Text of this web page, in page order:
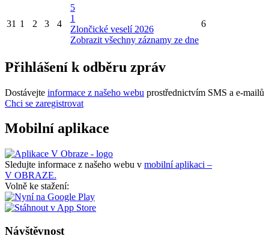
31 1 2 3 4
5
1
Zlončické veselí 2026
Zobrazit všechny záznamy ze dne
6
Přihlášení k odběru zpráv
Dostávejte informace z našeho webu prostřednictvím SMS a e-mailů
Chci se zaregistrovat
Mobilní aplikace
Sledujte informace z našeho webu v mobilní aplikaci –
V OBRAZE.
Volně ke stažení:
Návštěvnost